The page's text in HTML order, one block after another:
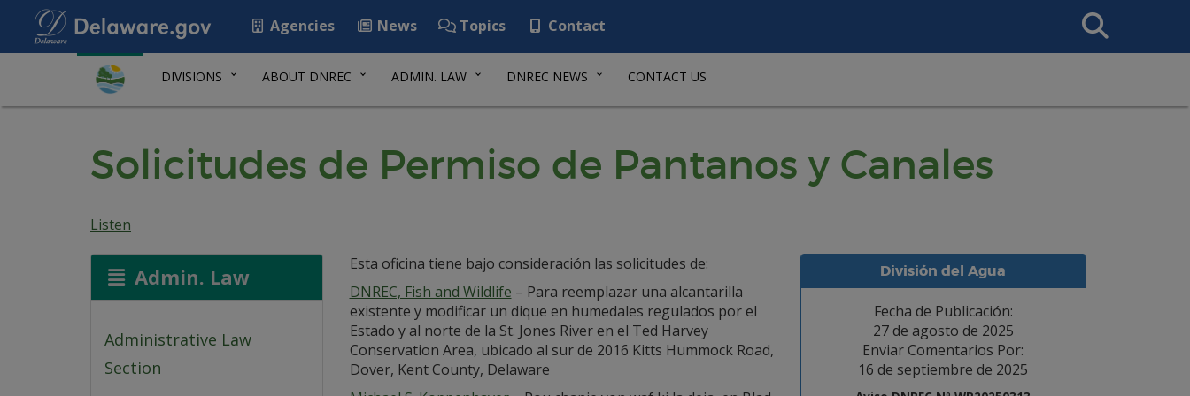
Agencies News Topics Contact
Search
This
DIVISIONS ABOUT DNREC ADMIN. LAW DNREC NEWS CONTACT US
Solicitudes de Permiso de Pantanos y Canales
Listen
Admin. Law
Administrative Law
Section
División del Agua
Fecha de Publicación:
27 de agosto de 2025
Enviar Comentarios Por:
16 de septiembre de 2025
Esta oficina tiene bajo consideración las solicitudes de:
DNREC, Fish and Wildlife – Para reemplazar una alcantarilla
existente y modificar un dique en humedales regulados por el
Estado y al norte de la St. Jones River en el Ted Harvey
Conservation Area, ubicado al sur de 2016 Kitts Hummock Road,
Dover, Kent County, Delaware